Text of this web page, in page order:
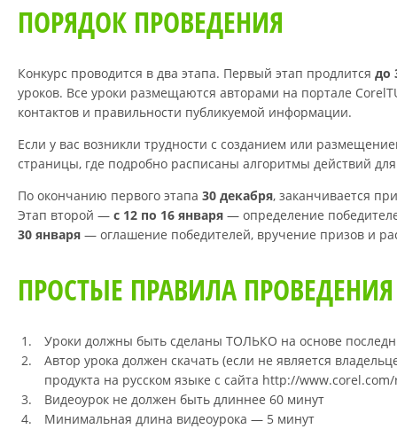
ПОРЯДОК ПРОВЕДЕНИЯ
Конкурс проводится в два этапа. Первый этап продлится до
уроков. Все уроки размещаются авторами на портале
контактов и правильности публикуемой информации.
Если у вас возникли трудности с созданием или
страницы, где подробно расписаны алгоритмы действий для
По окончанию первого этапа 30 декабря, заканчивается
Этап второй — с 12 по 16 января — определение
30 января — оглашение победителей, вручение призов и
ПРОСТЫЕ ПРАВИЛА
Уроки должны быть сделаны ТОЛЬКО на основе
Автор урока должен скачать (если не является
продукта на русском языке с сайта http://
Видеоурок не должен быть длиннее 60 минут
Минимальная длина видеоурока — 5 минут